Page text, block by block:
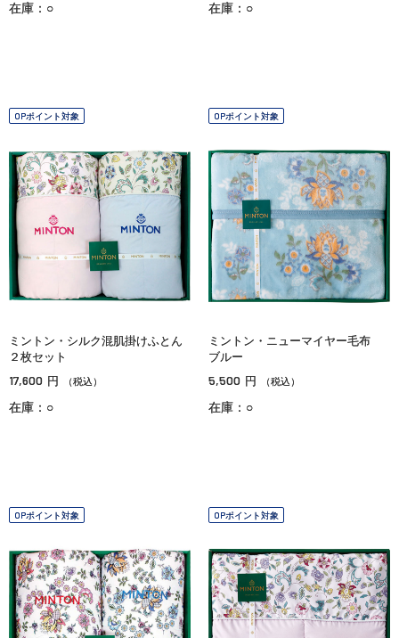
在庫：○ 在庫：○
OPポイント対象
ミントン・シルク混肌掛けふとん
２枚セット
17,600 円 （税込）
在庫：○
OPポイント対象
ミントン・ニューマイヤー毛布
ブルー
5,500 円 （税込）
在庫：○
OPポイント対象 OPポイント対象